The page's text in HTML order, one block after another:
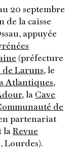
20 septembre
de la caisse
appuyée
(préfecture
Laruns, le
Atlantiques,
, la Cave
de
partenariat
laRevue
Lourdes).